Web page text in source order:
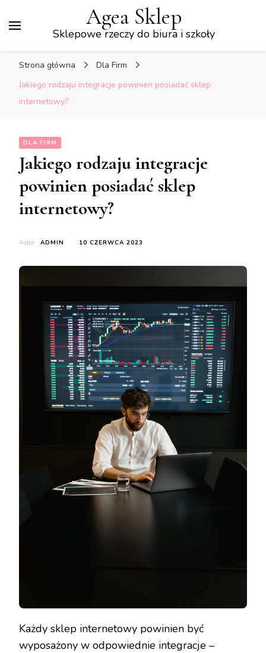
Agea Sklep
Sklepowe rzeczy do biura i szkoły
Strona główna
Dla Firm
Jakiego rodzaju integracje powinien posiadać sklep
internetowy?
DLA FIRM
Jakiego rodzaju integracje
powinien posiadać sklep
internetowy?
Autor: ADMIN 10 CZERWCA 2023
Każdy sklep internetowy powinien być
wyposażony w odpowiednie integracje –